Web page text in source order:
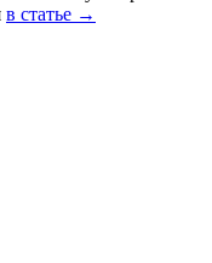
в статье →